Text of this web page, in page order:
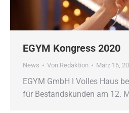
EGYM Kongress 2020
News Von Redaktion März 16,
EGYM GmbH ǀ Volles Haus
für Bestandskunden am 12.